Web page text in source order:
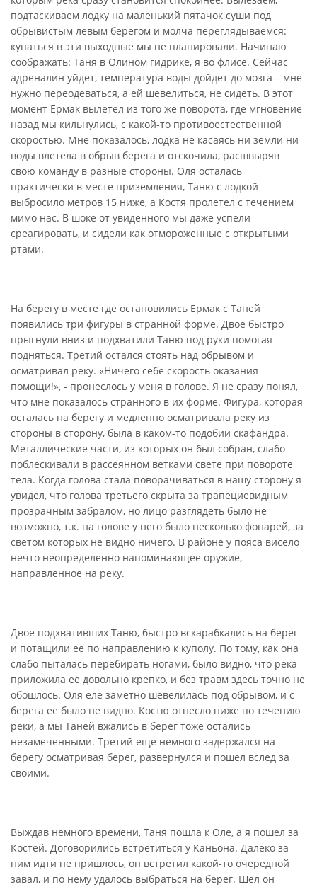
подтаскиваем лодку на маленький пятачок суши под
обрывистым левым берегом и молча переглядываемся:
купаться в эти выходные мы не планировали. Начинаю
соображать: Таня в Олином гидрике, я во флисе. Сейчас
адреналин уйдет, температура воды дойдет до мозга – мне
нужно переодеваться, а ей шевелиться, не сидеть. В этот
момент Ермак вылетел из того же поворота, где мгновение
назад мы кильнулись, с какой-то противоестественной
скоростью. Мне показалось, лодка не касаясь ни земли ни
воды влетела в обрыв берега и отскочила, расшвыряв
свою команду в разные стороны. Оля осталась
практически в месте приземления, Таню с лодкой
выбросило метров 15 ниже, а Костя пролетел с течением
мимо нас. В шоке от увиденного мы даже успели
среагировать, и сидели как отмороженные с открытыми
ртами.
На берегу в месте где остановились Ермак с Таней
появились три фигуры в странной форме. Двое быстро
прыгнули вниз и подхватили Таню под руки помогая
подняться. Третий остался стоять над обрывом и
осматривал реку. «Ничего себе скорость оказания
помощи!», - пронеслось у меня в голове. Я не сразу понял,
что мне показалось странного в их форме. Фигура, которая
осталась на берегу и медленно осматривала реку из
стороны в сторону, была в каком-то подобии скафандра.
Металлические части, из которых он был собран, слабо
поблескивали в рассеянном ветками свете при повороте
тела. Когда голова стала поворачиваться в нашу сторону я
увидел, что голова третьего скрыта за трапециевидным
прозрачным забралом, но лицо разглядеть было не
возможно, т.к. на голове у него было несколько фонарей, за
светом которых не видно ничего. В районе у пояса висело
нечто неопределенно напоминающее оружие,
направленное на реку.
Двое подхвативших Таню, быстро вскарабкались на берег
и потащили ее по направлению к куполу. По тому, как она
слабо пыталась перебирать ногами, было видно, что река
приложила ее довольно крепко, и без травм здесь точно не
обошлось. Оля еле заметно шевелилась под обрывом, и с
берега ее было не видно. Костю отнесло ниже по течению
реки, а мы Таней вжались в берег тоже остались
незамеченными. Третий еще немного задержался на
берегу осматривая берег, развернулся и пошел вслед за
своими.
Выждав немного времени, Таня пошла к Оле, а я пошел за
Костей. Договорились встретиться у Каньона. Далеко за
ним идти не пришлось, он встретил какой-то очередной
завал, и по нему удалось выбраться на берег. Шел он